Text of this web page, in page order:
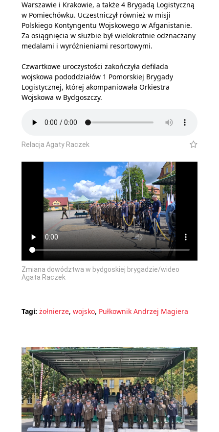
Warszawie i Krakowie, a także 4 Brygadą Logistyczną
w Pomiechówku. Uczestniczył również w misji
Polskiego Kontyngentu Wojskowego w Afganistanie.
Za osiągnięcia w służbie był wielokrotnie odznaczany
medalami i wyróżnieniami resortowymi.
Czwartkowe uroczystości zakończyła defilada
wojskowa pododdziałów 1 Pomorskiej Brygady
Logistycznej, której akompaniowała Orkiestra
Wojskowa w Bydgoszczy.
Relacja Agaty Raczek
Zmiana dowództwa w bydgoskiej brygadzie/wideo
Agata Raczek
Tagi: żołnierze, wojsko, Pułkownik Andrzej Magiera